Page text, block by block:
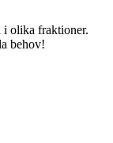
i olika fraktioner.
behov!